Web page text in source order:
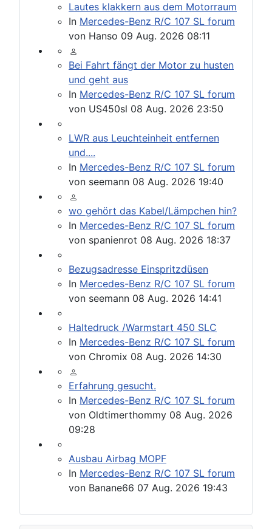
Lautes klakkern aus dem Motorraum
In Mercedes-Benz R/C 107 SL forum
von Hanso 09 Aug. 2026 08:11
Bei Fahrt fängt der Motor zu husten
und geht aus
In Mercedes-Benz R/C 107 SL forum
von US450sl 08 Aug. 2026 23:50
LWR aus Leuchteinheit entfernen
und....
In Mercedes-Benz R/C 107 SL forum
von seemann 08 Aug. 2026 19:40
wo gehört das Kabel/Lämpchen hin?
In Mercedes-Benz R/C 107 SL forum
von spanienrot 08 Aug. 2026 18:37
Bezugsadresse Einspritzdüsen
In Mercedes-Benz R/C 107 SL forum
von seemann 08 Aug. 2026 14:41
Haltedruck /Warmstart 450 SLC
In Mercedes-Benz R/C 107 SL forum
von Chromix 08 Aug. 2026 14:30
Erfahrung gesucht.
In Mercedes-Benz R/C 107 SL forum
von Oldtimerthommy 08 Aug. 2026
09:28
Ausbau Airbag MOPF
In Mercedes-Benz R/C 107 SL forum
von Banane66 07 Aug. 2026 19:43